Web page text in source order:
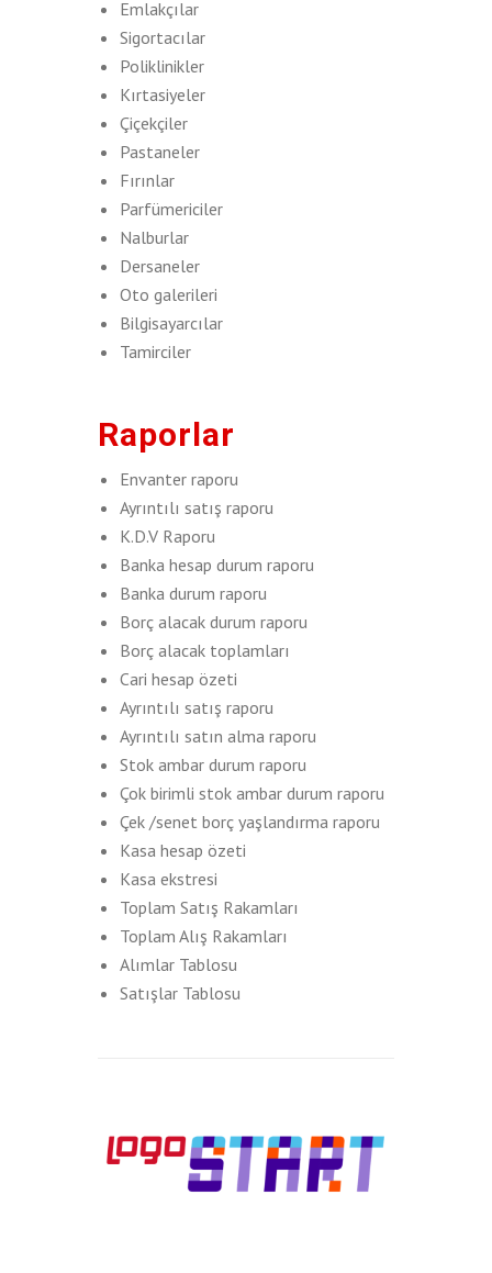
Emlakçılar
Sigortacılar
Poliklinikler
Kırtasiyeler
Çiçekçiler
Pastaneler
Fırınlar
Parfümericiler
Nalburlar
Dersaneler
Oto galerileri
Bilgisayarcılar
Tamirciler
Raporlar
Envanter raporu
Ayrıntılı satış raporu
K.D.V Raporu
Banka hesap durum raporu
Banka durum raporu
Borç alacak durum raporu
Borç alacak toplamları
Cari hesap özeti
Ayrıntılı satış raporu
Ayrıntılı satın alma raporu
Stok ambar durum raporu
Çok birimli stok ambar durum raporu
Çek /senet borç yaşlandırma raporu
Kasa hesap özeti
Kasa ekstresi
Toplam Satış Rakamları
Toplam Alış Rakamları
Alımlar Tablosu
Satışlar Tablosu